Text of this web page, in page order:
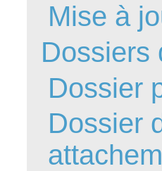
Mise à
Dossiers
Dossier
Dossier